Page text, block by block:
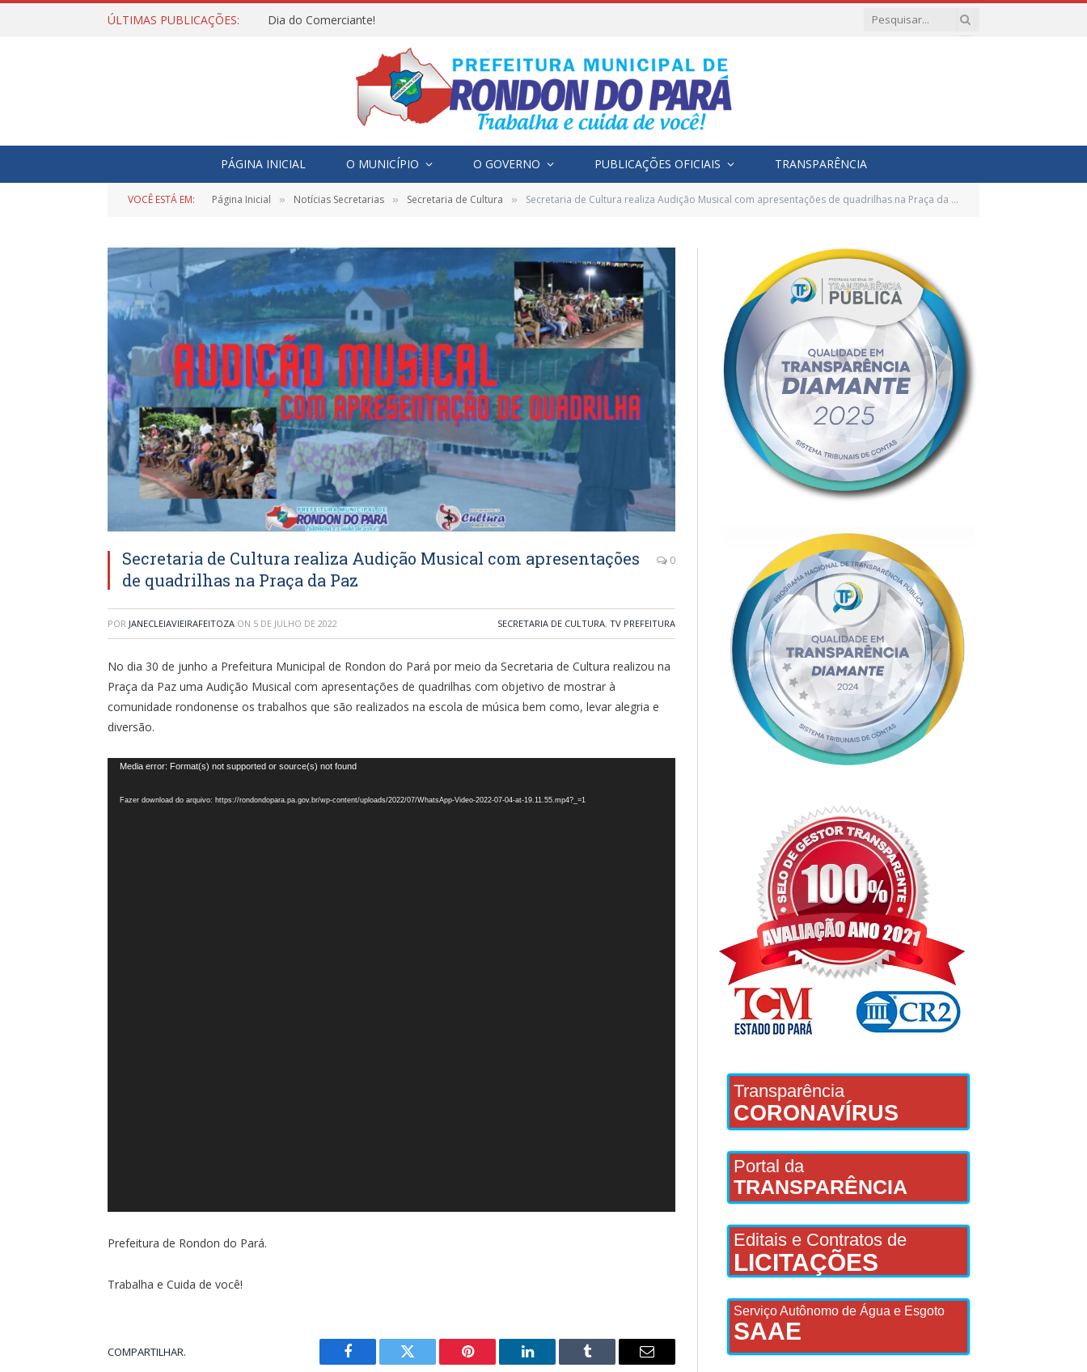
ÚLTIMAS PUBLICAÇÕES: Dia do Comerciante!
PÁGINA INICIAL O MUNICÍPIO O GOVERNO PUBLICAÇÕES OFICIAIS TRANSPARÊNCIA
VOCÊ ESTÁ EM: Página Inicial » Notícias Secretarias » Secretaria de Cultura » Secretaria de Cultura realiza Audição Musical com apresentações de quadrilhas na Praça da Paz
Secretaria de Cultura realiza Audição Musical com apresentações
de quadrilhas na Praça da Paz
0
POR JANECLEIAVIEIRAFEITOZA ON 5 DE JULHO DE 2022 SECRETARIA DE CULTURA, TV PREFEITURA
No dia 30 de junho a Prefeitura Municipal de Rondon do Pará por meio da Secretaria de Cultura realizou na
Praça da Paz uma Audição Musical com apresentações de quadrilhas com objetivo de mostrar à
comunidade rondonense os trabalhos que são realizados na escola de música bem como, levar alegria e
diversão.
Tocador
vídeo
Media error: Format(s) not supported or source(s) not found
Fazer download do arquivo: https://rondondopara.pa.gov.br/wp-content/uploads/2022/07/WhatsApp-Video-2022-07-04-at-19.11.55.mp4?_=1
Prefeitura de Rondon do Pará.
Trabalha e Cuida de você!
COMPARTILHAR.
Facebook Twitter Pinterest LinkedIn Tumblr
E-
Transparência
CORONAVÍRUS
Portal da
TRANSPARÊNCIA
Editais e Contratos de
LICITAÇÕES
Serviço Autônomo de Água e Esgoto
SAAE